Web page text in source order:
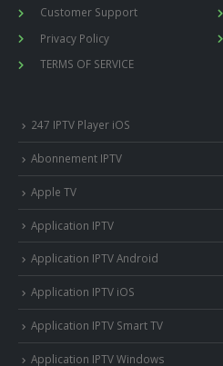
Customer Support
Privacy Policy
TERMS OF SERVICE
247 IPTV Player iOS
Abonnement IPTV
Apple TV
Application IPTV
Application IPTV Android
Application IPTV iOS
Application IPTV Smart TV
Application IPTV Windows